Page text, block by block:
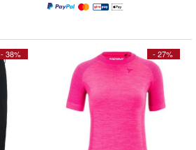
- 38% - 27%